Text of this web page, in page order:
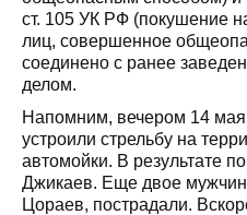
ст. 105 УК РФ (покушение
лиц, совершенное
соединено с ранее
делом.
Напомним, вечером 14
устроили стрельбу на
автомойки. В результате
Джикаев. Еще двое
Цораев, пострадали.